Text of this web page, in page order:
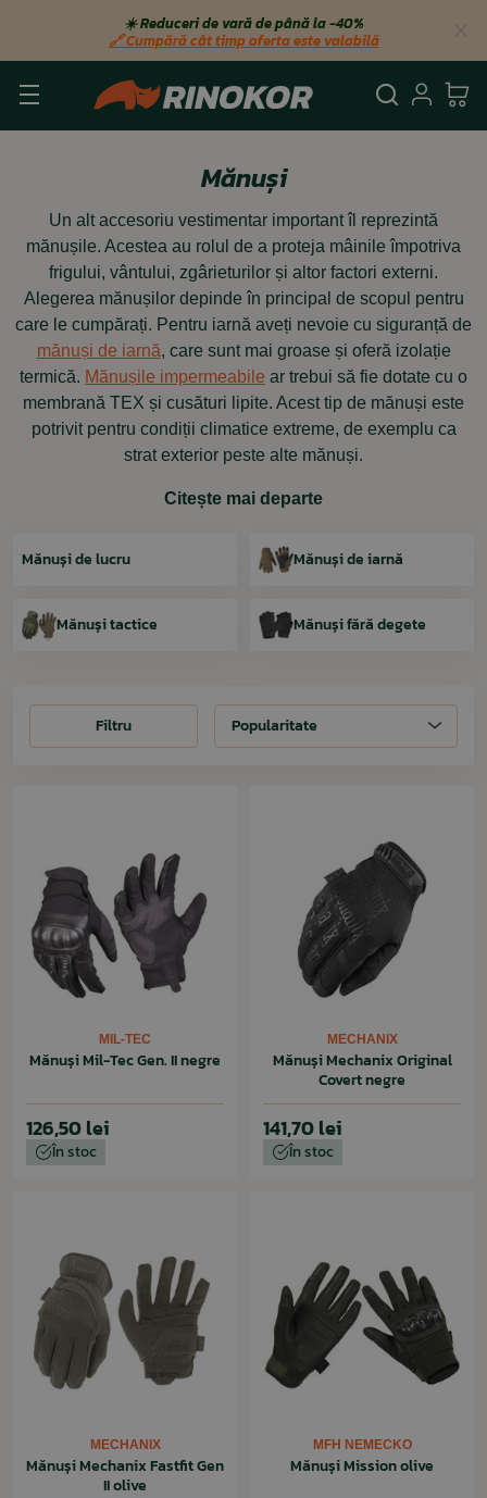
☀️ Reduceri de vară de până la −40%
🔗 Cumpără cât timp oferta este valabilă
Căutare
Mănuși
Un alt accesoriu vestimentar important îl reprezintă
mănușile. Acestea au rolul de a proteja mâinile împotriva
frigului, vântului, zgârieturilor și altor factori externi.
Alegerea mănușilor depinde în principal de scopul pentru
care le cumpărați. Pentru iarnă aveți nevoie cu siguranță de
mănuși de iarnă, care sunt mai groase și oferă izolație
termică. Mănușile impermeabile ar trebui să fie dotate cu o
membrană TEX și cusături lipite. Acest tip de mănuși este
potrivit pentru condiții climatice extreme, de exemplu ca
strat exterior peste alte mănuși.
Citește mai departe
Mănuși de lucru Mănuși de iarnă
Mănuși tactice Mănuși fără degete
FiltruFiltru Popularitate
MIL-TEC
Mănuși Mil-Tec Gen. II negre
126,50 lei
În stoc
MECHANIX
Mănuși Mechanix Original
Covert negre
141,70 lei
În stoc
MECHANIX
Mănuși Mechanix Fastfit Gen
II olive
MFH NEMECKO
Mănuși Mission olive